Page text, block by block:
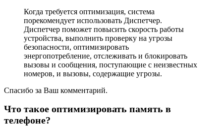
Когда требуется оптимизация, система
порекомендует использовать Диспетчер.
Диспетчер поможет повысить скорость работы
устройства, выполнить проверку на угрозы
безопасности, оптимизировать
энергопотребление, отслеживать и блокировать
вызовы и сообщения, поступающие с неизвестных
номеров, и вызовы, содержащие угрозы.
Спасибо за Ваш комментарий.
Что такое оптимизировать память в
телефоне?